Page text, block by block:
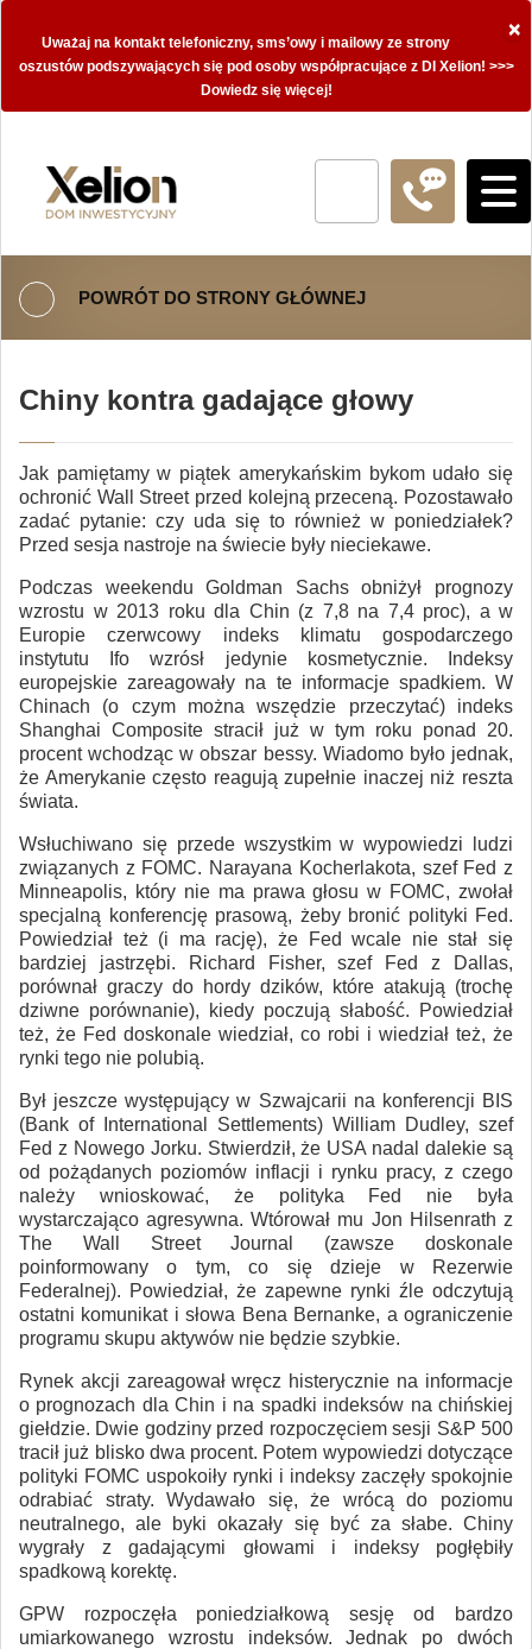
×
Uważaj na kontakt telefoniczny, sms’owy i mailowy ze strony
oszustów podszywających się pod osoby współpracujące z DI Xelion! >>>
Dowiedz się więcej!
POWRÓT DO STRONY GŁÓWNEJ
Chiny kontra gadające głowy
Jak pamiętamy w piątek amerykańskim bykom udało się
ochronić Wall Street przed kolejną przeceną. Pozostawało
zadać pytanie: czy uda się to również w poniedziałek?
Przed sesja nastroje na świecie były nieciekawe.
Podczas weekendu Goldman Sachs obniżył prognozy
wzrostu w 2013 roku dla Chin (z 7,8 na 7,4 proc), a w
Europie czerwcowy indeks klimatu gospodarczego
instytutu Ifo wzrósł jedynie kosmetycznie. Indeksy
europejskie zareagowały na te informacje spadkiem. W
Chinach (o czym można wszędzie przeczytać) indeks
Shanghai Composite stracił już w tym roku ponad 20.
procent wchodząc w obszar bessy. Wiadomo było jednak,
że Amerykanie często reagują zupełnie inaczej niż reszta
świata.
Wsłuchiwano się przede wszystkim w wypowiedzi ludzi
związanych z FOMC. Narayana Kocherlakota, szef Fed z
Minneapolis, który nie ma prawa głosu w FOMC, zwołał
specjalną konferencję prasową, żeby bronić polityki Fed.
Powiedział też (i ma rację), że Fed wcale nie stał się
bardziej jastrzębi. Richard Fisher, szef Fed z Dallas,
porównał graczy do hordy dzików, które atakują (trochę
dziwne porównanie), kiedy poczują słabość. Powiedział
też, że Fed doskonale wiedział, co robi i wiedział też, że
rynki tego nie polubią.
Był jeszcze występujący w Szwajcarii na konferencji BIS
(Bank of International Settlements) William Dudley, szef
Fed z Nowego Jorku. Stwierdził, że USA nadal dalekie są
od pożądanych poziomów inflacji i rynku pracy, z czego
należy wnioskować, że polityka Fed nie była
wystarczająco agresywna. Wtórował mu Jon Hilsenrath z
The Wall Street Journal (zawsze doskonale
poinformowany o tym, co się dzieje w Rezerwie
Federalnej). Powiedział, że zapewne rynki źle odczytują
ostatni komunikat i słowa Bena Bernanke, a ograniczenie
programu skupu aktywów nie będzie szybkie.
Rynek akcji zareagował wręcz histerycznie na informacje
o prognozach dla Chin i na spadki indeksów na chińskiej
giełdzie. Dwie godziny przed rozpoczęciem sesji S&P 500
tracił już blisko dwa procent. Potem wypowiedzi dotyczące
polityki FOMC uspokoiły rynki i indeksy zaczęły spokojnie
odrabiać straty. Wydawało się, że wrócą do poziomu
neutralnego, ale byki okazały się być za słabe. Chiny
wygrały z gadającymi głowami i indeksy pogłębiły
spadkową korektę.
GPW rozpoczęła poniedziałkową sesję od bardzo
umiarkowanego wzrostu indeksów. Jednak po dwóch